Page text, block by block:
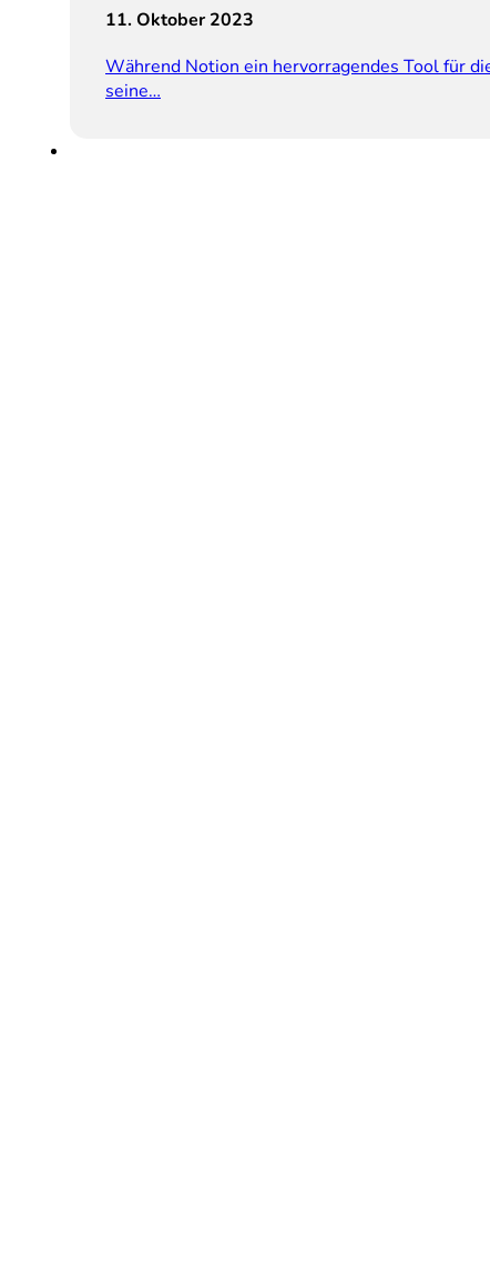
11. Oktober 2023
Während Notion ein hervorragendes Tool für
seine…